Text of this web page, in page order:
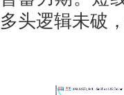
多头逻辑未破